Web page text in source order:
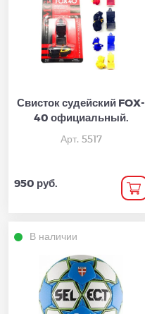
Свисток судейский FOX-
40 официальный.
Арт. 5517
950 руб.
В наличии